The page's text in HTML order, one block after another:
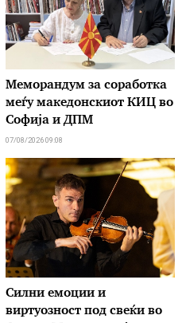
Меморандум за соработка
меѓу македонскиот КИЦ во
Софија и ДПМ
07/08/2026 09:08
Силни емоции и
виртуозност под свеќи во